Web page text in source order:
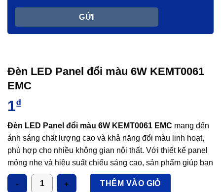
Đèn LED Panel đổi màu 6W KEMT0061
EMC
1₫
Đèn LED Panel đổi màu 6W KEMT0061 EMC mang đến
ánh sáng chất lượng cao và khả năng đổi màu linh hoạt,
phù hợp cho nhiều không gian nội thất. Với thiết kế panel
mỏng nhẹ và hiệu suất chiếu sáng cao, sản phẩm giúp bạn
dễ dàng tạo ra không gian sống và làm việc theo ý muốn.
Số lượng
THÊM VÀO GIỎ